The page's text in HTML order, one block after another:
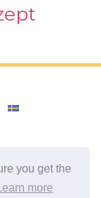
you get the
Learn more
für eine